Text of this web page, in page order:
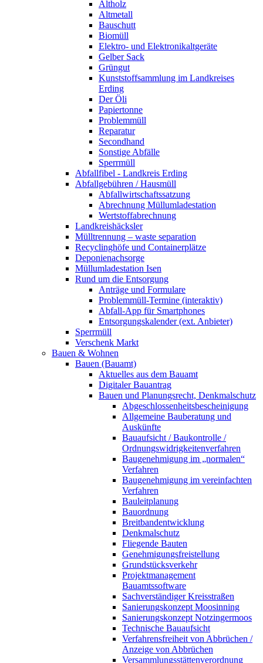
Altholz
Altmetall
Bauschutt
Biomüll
Elektro- und Elektronikaltgeräte
Gelber Sack
Grüngut
Kunststoffsammlung im Landkreises
Erding
Der Öli
Papiertonne
Problemmüll
Reparatur
Secondhand
Sonstige Abfälle
Sperrmüll
Abfallfibel - Landkreis Erding
Abfallgebühren / Hausmüll
Abfallwirtschaftssatzung
Abrechnung Müllumladestation
Wertstoffabrechnung
Landkreishäcksler
Mülltrennung – waste separation
Recyclinghöfe und Containerplätze
Deponienachsorge
Müllumladestation Isen
Rund um die Entsorgung
Anträge und Formulare
Problemmüll-Termine (interaktiv)
Abfall-App für Smartphones
Entsorgungskalender (ext. Anbieter)
Sperrmüll
Verschenk Markt
Bauen & Wohnen
Bauen (Bauamt)
Aktuelles aus dem Bauamt
Digitaler Bauantrag
Bauen und Planungsrecht, Denkmalschutz
Abgeschlossenheitsbescheinigung
Allgemeine Bauberatung und
Auskünfte
Bauaufsicht / Baukontrolle /
Ordnungswidrigkeitenverfahren
Baugenehmigung im „normalen“
Verfahren
Baugenehmigung im vereinfachten
Verfahren
Bauleitplanung
Bauordnung
Breitbandentwicklung
Denkmalschutz
Fliegende Bauten
Genehmigungsfreistellung
Grundstücksverkehr
Projektmanagement
Bauamtssoftware
Sachverständiger Kreisstraßen
Sanierungskonzept Moosinning
Sanierungskonzept Notzingermoos
Technische Bauaufsicht
Verfahrensfreiheit von Abbrüchen /
Anzeige von Abbrüchen
Versammlungsstättenverordnung